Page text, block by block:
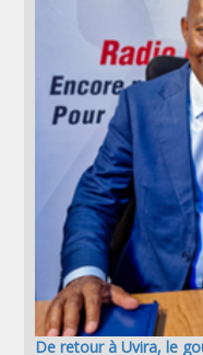
De retour à Uvira, le